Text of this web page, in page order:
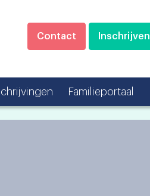
Contact Inschrijven
Familieportaal